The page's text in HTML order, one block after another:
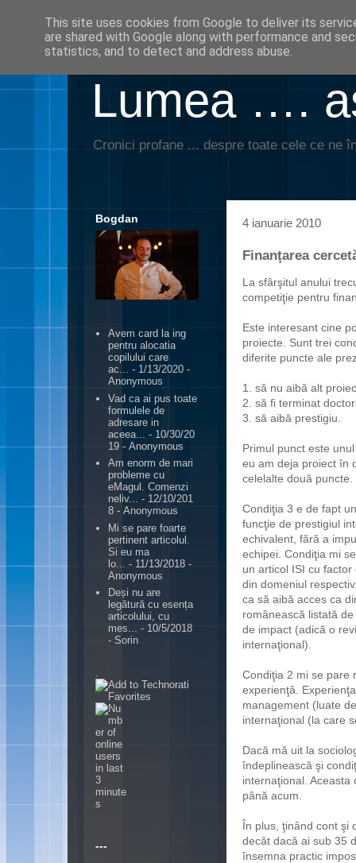
Lumea ….
Cronici profane ... despre toate cele ce ne
4 ianuarie 2010
Finanţarea
La sfârşitul anului
competiţie pentru
Este interesant cine
proiecte. Sunt trei
diferite puncte ale
1. să nu aibă alt
2. să fi terminat
3. să aibă prestigiu.
Primul punct este
eu am deja proiect în
celelalte două puncte.
Condiţia 3 e de fapt
funcţie de prestigiul
echivalent, fără a
echipei. Condiţia mi
un articol ISI cu
din domeniul
ca să aibă acces ca
românească listată
de impact (adică o
internaţional).
Condiţia 2 mi se pare
experienţă.
management (luate
internaţional (la care
Dacă mă uit la
îndeplinească şi
internaţional.
până acum.
În plus, ţinând cont şi
decât dacă ai sub 35
însemna practic
Bogdan
Avem card la ing
pentru alocatia
copilului care
ac... - 1/13/2020 -
Anonymous
Vad ca ai pus toate
formulele de
adresare in
aceea...
- 10/30/20
19 - Anonymous
Am enorm de mari
probleme cu
eMagul. Comenzi
neliv... - 12/10/201
8 - Anonymous
Mi se pare foarte
pertinent articolul.
Si eu ma
lo...
- 11/13/2018 -
Anonymous
Deși nu are
legătură cu esența
articolului, cu
mes... - 10/5/2018
- Sorin
---
This site uses cookies from Google to deliver its
are shared with Google along with performance and
statistics, and to detect and address abuse.